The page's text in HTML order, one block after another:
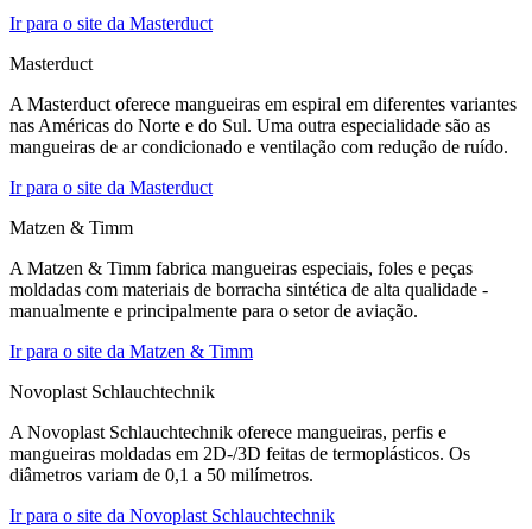
Ir para o site da Masterduct
Masterduct
A Masterduct oferece mangueiras em espiral em diferentes variantes
nas Américas do Norte e do Sul. Uma outra especialidade são as
mangueiras de ar condicionado e ventilação com redução de ruído.
Ir para o site da Masterduct
Matzen & Timm
A Matzen & Timm fabrica mangueiras especiais, foles e peças
moldadas com materiais de borracha sintética de alta qualidade -
manualmente e principalmente para o setor de aviação.
Ir para o site da Matzen & Timm
Novoplast Schlauchtechnik
A Novoplast Schlauchtechnik oferece mangueiras, perfis e
mangueiras moldadas em 2D-/3D feitas de termoplásticos. Os
diâmetros variam de 0,1 a 50 milímetros.
Ir para o site da Novoplast Schlauchtechnik